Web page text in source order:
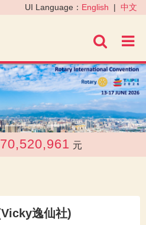
進階
UI Language： English | 中文
›
元
逸仙社)